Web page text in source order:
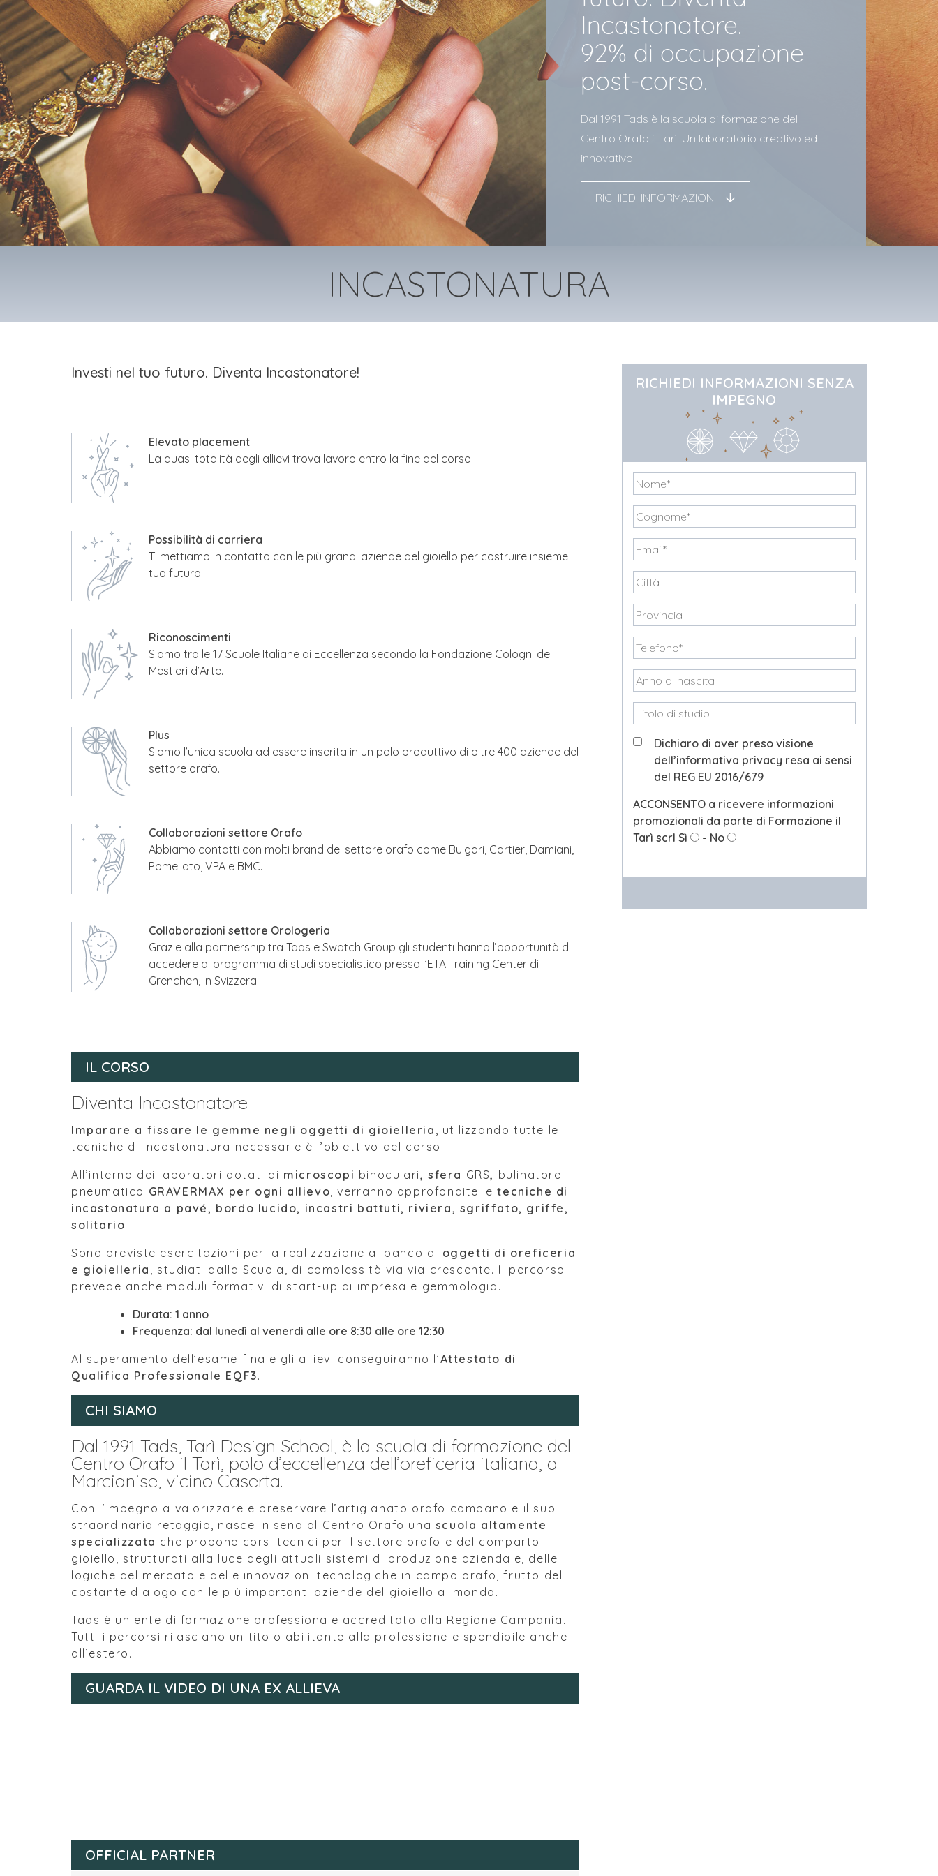
Incastonatore.
92% di occupazione
post-corso.
Dal 1991 Tads è la scuola di formazione del
Centro Orafo il Tarì. Un laboratorio creativo ed
innovativo.
RICHIEDI INFORMAZIONI
INCASTONATURA
Investi nel tuo futuro. Diventa Incastonatore!
Elevato placement
La quasi totalità degli allievi trova lavoro entro la fine del corso.
Possibilità di carriera
Ti mettiamo in contatto con le più grandi aziende del gioiello per costruire insieme il
tuo futuro.
Riconoscimenti
Siamo tra le 17 Scuole Italiane di Eccellenza secondo la Fondazione Cologni dei
Mestieri d’Arte.
Plus
Siamo l’unica scuola ad essere inserita in un polo produttivo di oltre 400 aziende del
settore orafo.
Collaborazioni settore Orafo
Abbiamo contatti con molti brand del settore orafo come Bulgari, Cartier, Damiani,
Pomellato, VPA e BMC.
Collaborazioni settore Orologeria
Grazie alla partnership tra Tads e Swatch Group gli studenti hanno l’opportunità di
accedere al programma di studi specialistico presso l’ETA Training Center di
Grenchen, in Svizzera.
IL CORSO
Diventa Incastonatore
Imparare a fissare le gemme negli oggetti di gioielleria , utilizzando tutte le
tecniche di incastonatura necessarie è l’obiettivo del corso.
All’interno dei laboratori dotati di microscopi binoculari, sfera GRS, bulinatore
pneumatico GRAVERMAX per ogni allievo, verranno approfondite letecniche di
incastonatura a pavé, bordo lucido, incastri battuti, riviera, sgriffato, griffe,
solitario.
Sono previste esercitazioni per la realizzazione al banco di oggetti di oreficeria
e gioielleria , studiati dalla Scuola, di complessità via via crescente. Il percorso
prevede anche moduli formativi di start-up di impresa e gemmologia.
Durata: 1 anno
Frequenza: dal lunedì al venerdì alle ore 8:30 alle ore 12:30
Al superamento dell’esame finale gli allievi conseguiranno l’Attestato di
Qualifica Professionale EQF3.
CHI SIAMO
Dal 1991 Tads, Tarì Design School, è la scuola di formazione del
Centro Orafo il Tarì, polo d’eccellenza dell’oreficeria italiana, a
Marcianise, vicino Caserta.
Con l’impegno a valorizzare e preservare l’artigianato orafo campano e il suo
straordinario retaggio, nasce in seno al Centro Orafo una scuola altamente
specializzata che propone corsi tecnici per il settore orafo e del comparto
gioiello, strutturati alla luce degli attuali sistemi di produzione aziendale, delle
logiche del mercato e delle innovazioni tecnologiche in campo orafo, frutto del
costante dialogo con le più importanti aziende del gioiello al mondo.
Tads è un ente di formazione professionale accreditato alla Regione Campania.
Tutti i percorsi rilasciano un titolo abilitante alla professione e spendibile anche
all’estero.
GUARDA IL VIDEO DI UNA EX ALLIEVA
OFFICIAL PARTNER
RICHIEDI INFORMAZIONI SENZA
IMPEGNO
Dichiaro di aver preso visione
dell’informativa privacy resa ai sensi
del REG EU 2016/679
ACCONSENTO a ricevere informazioni
promozionali da parte di Formazione il
Tarì scrl Sì - No